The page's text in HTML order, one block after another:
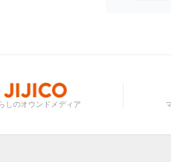
しのオウンドメディア